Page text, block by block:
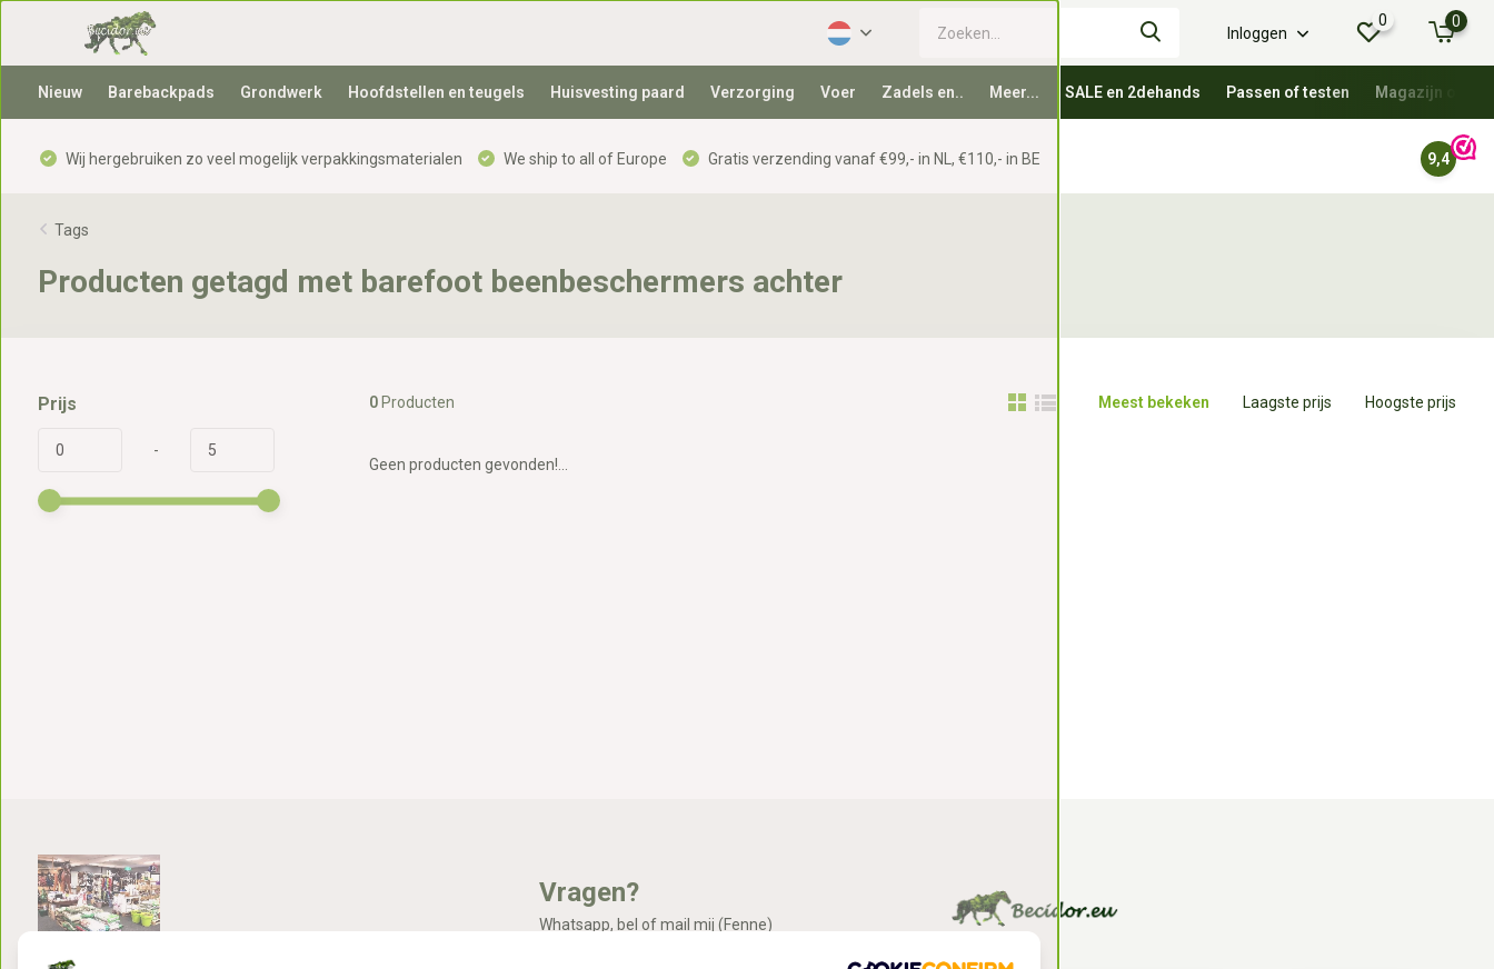
Inloggen
0 0
Nieuw Barebackpads Grondwerk Hoofdstellen en teugels Huisvesting paard Verzorging Voer Zadels en.. Meer... SALE en 2dehands Passen of testen Magazijn
Wij hergebruiken zo veel mogelijk verpakkingsmaterialen We ship to all of Europe Gratis verzending vanaf €99,- in NL, €110,- in BE 9,4
Tags
Producten getagd met barefoot beenbeschermers achter
Prijs
-
0Producten Meest bekeken Laagste prijs Hoogste prijs
Geen producten gevonden!...
Vragen?
Whatsapp, bel of mail mij (Fenne)